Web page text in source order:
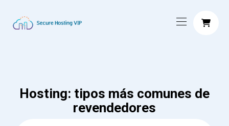
Hosting: tipos más comunes de
revendedores